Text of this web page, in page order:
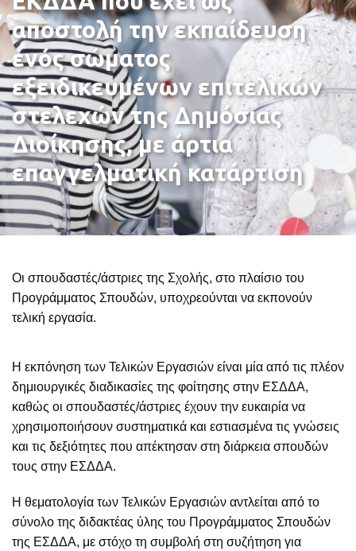
αποστολή την εκπαίδευση
ενός σώματος
εξειδικευμένων επιτελικών
στελεχών της Δημόσιας
Διοίκησης, με άρτια
επαγγελματική κατάρτιση
Οι σπουδαστές/άστριες της Σχολής, στο πλαίσιο του
Προγράμματος Σπουδών, υποχρεούνται να εκπονούν
τελική εργασία.
Η εκπόνηση των Τελικών Εργασιών είναι μία από τις πλέον
δημιουργικές διαδικασίες της φοίτησης στην ΕΣΔΔΑ,
καθώς οι σπουδαστές/άστριες έχουν την ευκαιρία να
χρησιμοποιήσουν συστηματικά και εστιασμένα τις γνώσεις
και τις δεξιότητες που απέκτησαν στη διάρκεια σπουδών
τους στην ΕΣΔΔΑ.
Η θεματολογία των Τελικών Εργασιών αντλείται από το
σύνολο της διδακτέας ύλης του Προγράμματος Σπουδών
της ΕΣΔΔΑ, με στόχο τη συμβολή στη συζήτηση για